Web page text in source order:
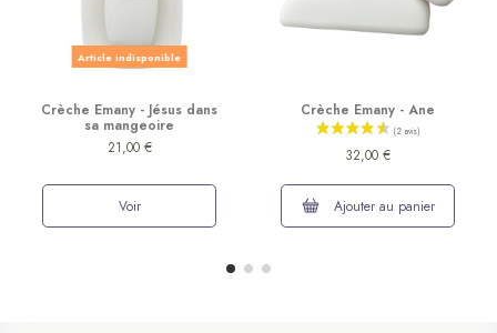
Article indisponible
Crèche Emany - Jésus dans
sa mangeoire
21,00 €
Voir
Crèche Emany - Ane
32,00 €
Ajouter au panier